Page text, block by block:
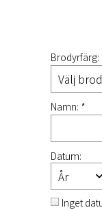
Brodyrfärg:
Namn: *
Datum:
Inget